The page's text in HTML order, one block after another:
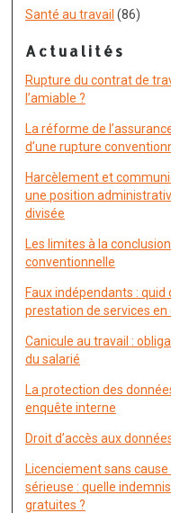
Santé au travail (86)
Actualités
Rupture du contrat de
l’amiable ?
La réforme de
d’une rupture
Harcèlement et
une position
divisée
Les limites à la
conventionnelle
Faux indépendants :
prestation de services
Canicule au travail :
du salarié
La protection des
enquête interne
Droit d’accès aux
Licenciement sans
sérieuse : quelle
gratuites ?